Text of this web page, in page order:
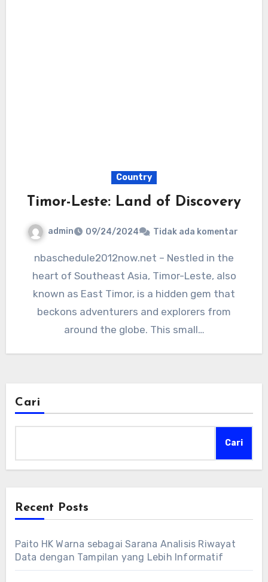
Country
Timor-Leste: Land of Discovery
admin 09/24/2024 Tidak ada komentar
nbaschedule2012now.net – Nestled in the
heart of Southeast Asia, Timor-Leste, also
known as East Timor, is a hidden gem that
beckons adventurers and explorers from
around the globe. This small…
Cari
Cari
Recent Posts
Paito HK Warna sebagai Sarana Analisis Riwayat
Data dengan Tampilan yang Lebih Informatif